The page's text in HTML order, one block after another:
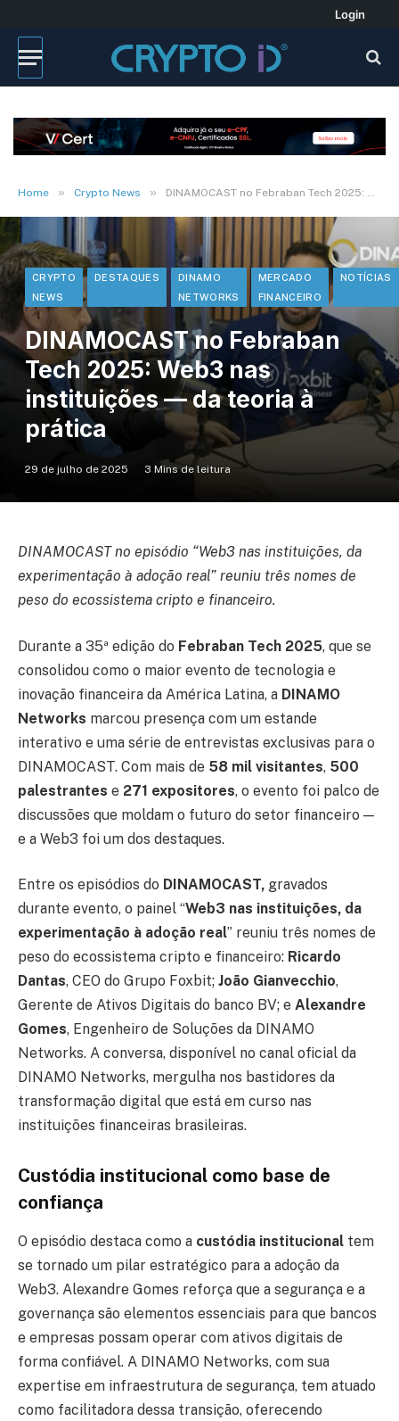
Login
Home » Crypto News » DINAMOCAST no Febraban Tech 2025: Web3 nas instituições — da teoria à prática
CRYPTO
NEWS
DESTAQUES
DINAMO
NETWORKS
MERCADO
FINANCEIRO
NOTÍCIAS
DINAMOCAST no Febraban
Tech 2025: Web3 nas
instituições — da teoria à
prática
29 de julho de 2025 3 Mins de leitura
DINAMOCAST no episódio “Web3 nas instituições, da
experimentação à adoção real” reuniu três nomes de
peso do ecossistema cripto e financeiro.
Durante a 35ª edição do Febraban Tech 2025, que se
consolidou como o maior evento de tecnologia e
inovação financeira da América Latina, a DINAMO
Networks marcou presença com um estande
interativo e uma série de entrevistas exclusivas para o
DINAMOCAST. Com mais de 58 mil visitantes, 500
palestrantes e 271 expositores, o evento foi palco de
discussões que moldam o futuro do setor financeiro —
e a Web3 foi um dos destaques.
Entre os episódios do DINAMOCAST, gravados
durante evento, o painel “Web3 nas instituições, da
experimentação à adoção real” reuniu três nomes de
peso do ecossistema cripto e financeiro: Ricardo
Dantas, CEO do Grupo Foxbit; João Gianvecchio,
Gerente de Ativos Digitais do banco BV; e Alexandre
Gomes, Engenheiro de Soluções da DINAMO
Networks. A conversa, disponível no canal oficial da
DINAMO Networks, mergulha nos bastidores da
transformação digital que está em curso nas
instituições financeiras brasileiras.
Custódia institucional como base de
confiança
O episódio destaca como a custódia institucional tem
se tornado um pilar estratégico para a adoção da
Web3. Alexandre Gomes reforça que a segurança e a
governança são elementos essenciais para que bancos
e empresas possam operar com ativos digitais de
forma confiável. A DINAMO Networks, com sua
expertise em infraestrutura de segurança, tem atuado
como facilitadora dessa transição, oferecendo